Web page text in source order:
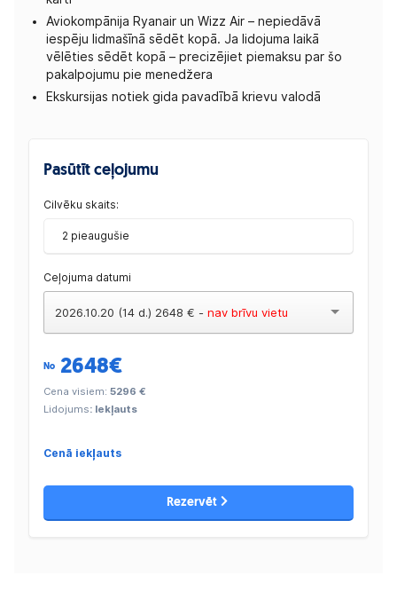
Aviokompānija Ryanair un Wizz Air – nepiedāvā
iespēju lidmašīnā sēdēt kopā. Ja lidojuma laikā
vēlēties sēdēt kopā – precizējiet piemaksu par šo
pakalpojumu pie menedžera
Ekskursijas notiek gida pavadībā krievu valodā
Pasūtīt ceļojumu
Cilvēku skaits:
2 pieaugušie
Ceļojuma datumi
2026.10.20 (14 d.) 2648 € - nav brīvu vietu
No 2648€
Cena visiem: 5296 €
Lidojums: Iekļauts
Cenā iekļauts
Rezervēt